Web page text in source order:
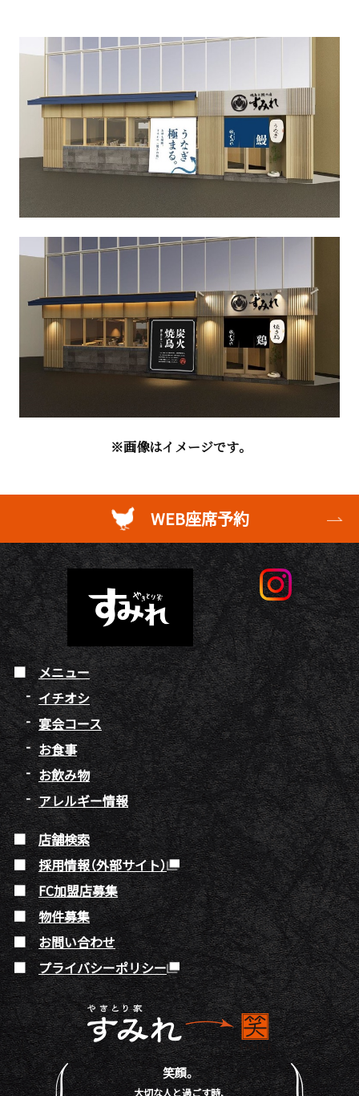
※画像はイメージです。
WEB座席予約
メニュー
イチオシ
宴会コース
お食事
お飲み物
アレルギー情報
店舗検索
採用情報（外部サイト）
FC加盟店募集
物件募集
お問い合わせ
プライバシーポリシー
笑顔。
大切な人と過ごす時、